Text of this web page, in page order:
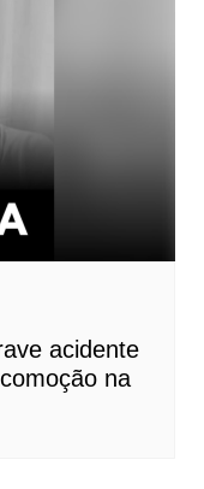
acidente
na